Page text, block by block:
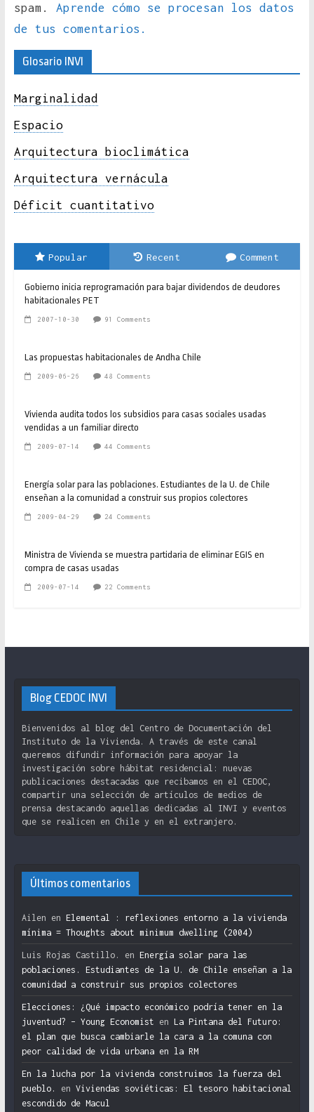
spam. Aprende cómo se procesan los datos
de tus comentarios.
Glosario INVI
Marginalidad
Espacio
Arquitectura bioclimática
Arquitectura vernácula
Déficit cuantitativo
Popular Recent Comment
Gobierno inicia reprogramación para bajar dividendos de deudores
habitacionales PET
2007-10-30 91 Comments
Las propuestas habitacionales de Andha Chile
2009-06-26 48 Comments
Vivienda audita todos los subsidios para casas sociales usadas
vendidas a un familiar directo
2009-07-14 44 Comments
Energía solar para las poblaciones. Estudiantes de la U. de Chile
enseñan a la comunidad a construir sus propios colectores
2009-04-29 24 Comments
Ministra de Vivienda se muestra partidaria de eliminar EGIS en
compra de casas usadas
2009-07-14 22 Comments
Blog CEDOC INVI
Bienvenidos al blog del Centro de Documentación del
Instituto de la Vivienda. A través de este canal
queremos difundir información para apoyar la
investigación sobre hábitat residencial: nuevas
publicaciones destacadas que recibamos en el CEDOC,
compartir una selección de artículos de medios de
prensa destacando aquellas dedicadas al INVI y eventos
que se realicen en Chile y en el extranjero.
Últimos comentarios
Ailen en Elemental : reflexiones entorno a la vivienda
mínima = Thoughts about minimum dwelling (2004)
Luis Rojas Castillo. en Energía solar para las
poblaciones. Estudiantes de la U. de Chile enseñan a la
comunidad a construir sus propios colectores
Elecciones: ¿Qué impacto económico podría tener en la
juventud? – Young Economist en La Pintana del Futuro:
el plan que busca cambiarle la cara a la comuna con
peor calidad de vida urbana en la RM
En la lucha por la vivienda construimos la fuerza del
pueblo.
en Viviendas soviéticas: El tesoro habitacional
escondido de Macul